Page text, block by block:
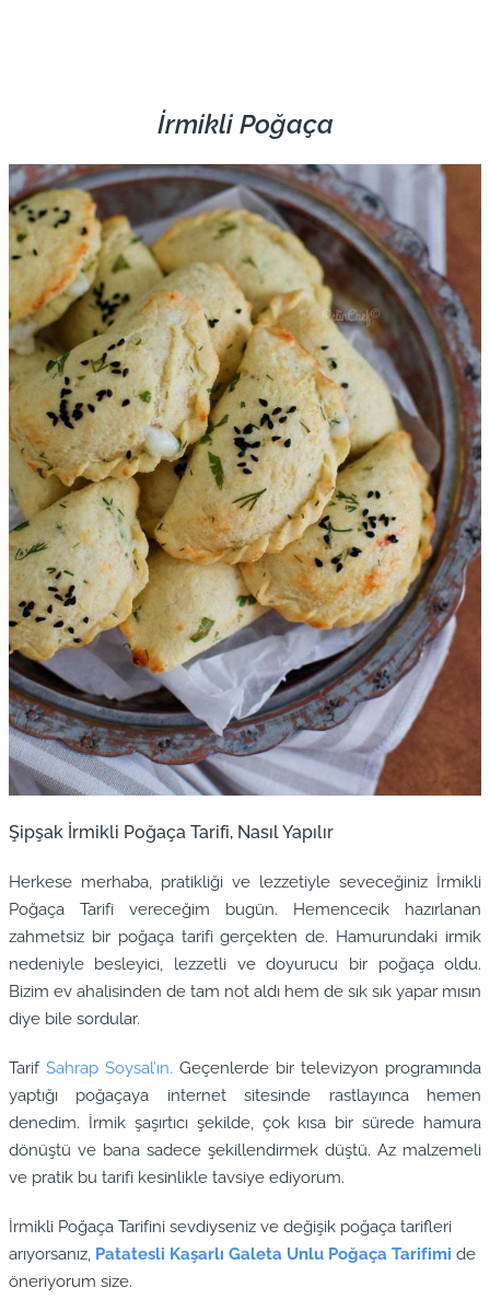
İrmikli Poğaça
Şipşak İrmikli Poğaça Tarifi, Nasıl Yapılır
Herkese merhaba, pratikliği ve lezzetiyle seveceğiniz İrmikli
Poğaça Tarifi vereceğim bugün. Hemencecik hazırlanan
zahmetsiz bir poğaça tarifi gerçekten de. Hamurundaki irmik
nedeniyle besleyici, lezzetli ve doyurucu bir poğaça oldu.
Bizim ev ahalisinden de tam not aldı hem de sık sık yapar mısın
diye bile sordular.
Tarif Sahrap Soysal’ın. Geçenlerde bir televizyon programında
yaptığı poğaçaya internet sitesinde rastlayınca hemen
denedim. İrmik şaşırtıcı şekilde, çok kısa bir sürede hamura
dönüştü ve bana sadece şekillendirmek düştü. Az malzemeli
ve pratik bu tarifi kesinlikle tavsiye ediyorum.
İrmikli Poğaça Tarifini sevdiyseniz ve değişik poğaça tarifleri
arıyorsanız, Patatesli Kaşarlı Galeta Unlu Poğaça Tarifimi de
öneriyorum size.